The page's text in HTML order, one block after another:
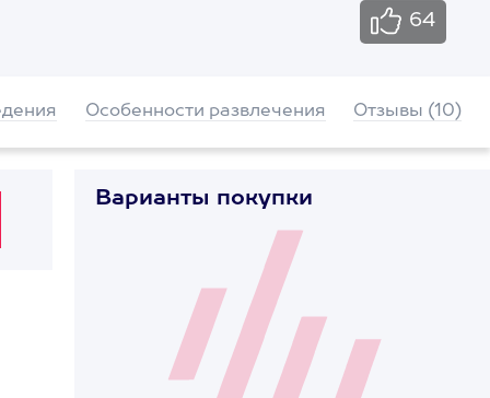
64
Особенности развлечения Отзывы (10)
Варианты покупки